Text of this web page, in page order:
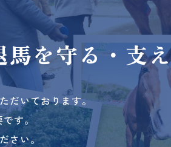
馬を守る・支
だいております。
す。
さい。